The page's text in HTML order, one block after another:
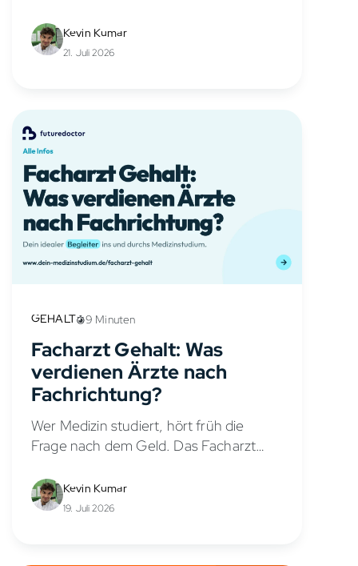
bundesweite Anerkennung für deine
Chancen bedeuten.
Kevin Kumar
21. Juli 2026
GEHALT 9 Minuten
Facharzt Gehalt: Was
verdienen Ärzte nach
Fachrichtung?
Wer Medizin studiert, hört früh die
Frage nach dem Geld. Das Facharzt
Pluspunkte des Berufs, doch wie viel ein
Arzt oder eine Ärztin tatsächlich...
Kevin Kumar
19. Juli 2026